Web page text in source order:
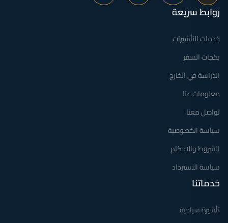
روابط سريعة
خدمات التأشيرات
بكجات السفر
الدراسة في الخارج
معلومات عنا
تواصل معنا
سياسة الخصوصية
الشروط والاحكام
سياسة الاسترداد
خدماتنا
تأشيرة سياحية